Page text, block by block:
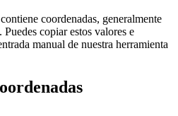
coordenadas, generalmente
copiar estos valores e
manual de nuestra herramienta